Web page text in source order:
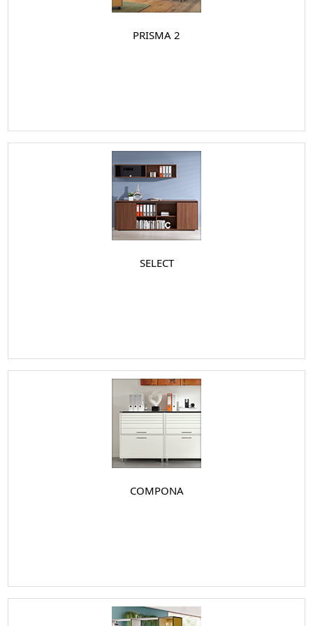
PRISMA 2
SELECT
COMPONA